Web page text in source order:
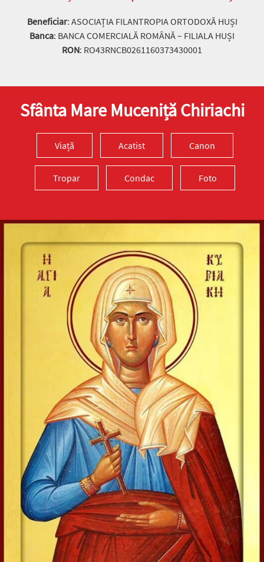
Beneficiar: ASOCIAȚIA FILANTROPIA ORTODOXĂ HUȘI
Banca: BANCA COMERCIALĂ ROMÂNĂ – FILIALA HUȘI
RON: RO43RNCB0261160373430001
Sfânta Mare Muceniță Chiriachi
Viață Acatist Canon
Tropar Condac Foto